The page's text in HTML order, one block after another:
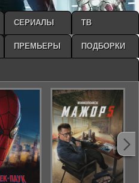
СЕРИАЛЫ ТВ
ПРЕМЬЕРЫ ПОДБОРКИ